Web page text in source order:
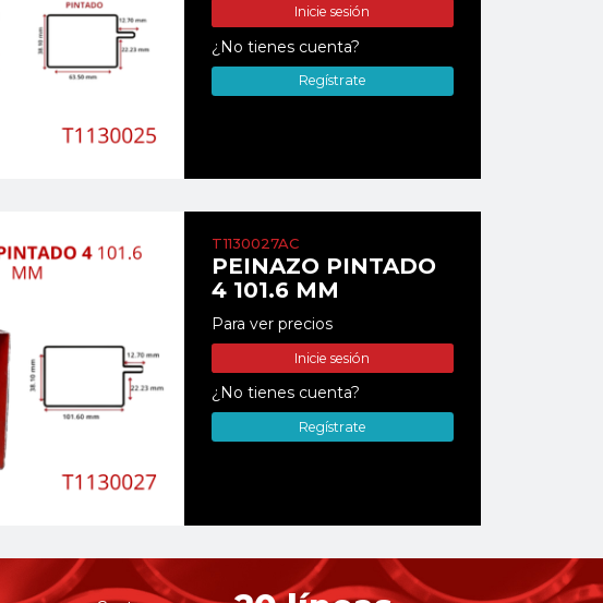
Inicie sesión
¿No tienes cuenta?
Regístrate
T1130027AC
PEINAZO PINTADO
4 101.6 MM
Para ver precios
Inicie sesión
¿No tienes cuenta?
Regístrate